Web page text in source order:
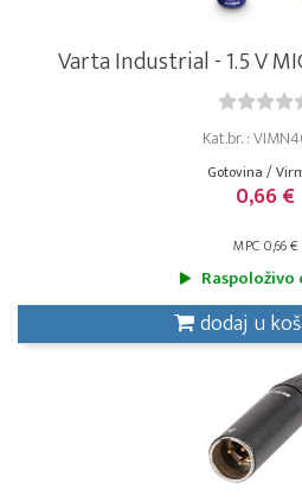
Varta Industrial - 1.5 V
Kat.br. :
Gotovina /
0,66 €
MPC 0,66 €
Raspoloživo
dodaj u